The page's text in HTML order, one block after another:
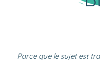
Parce que le sujet est